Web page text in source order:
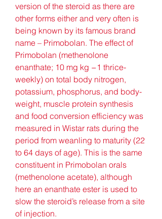
version of the steroid as there are
other forms either and very often is
being known by its famous brand
name – Primobolan. The effect of
Primobolan (methenolone
enanthate; 10 mg kg −1 thrice-
weekly) on total body nitrogen,
potassium, phosphorus, and body-
weight, muscle protein synthesis
and food conversion efficiency was
measured in Wistar rats during the
period from weanling to maturity (22
to 64 days of age). This is the same
constituent in Primobolan orals
(methenolone acetate), although
here an enanthate ester is used to
slow the steroid’s release from a site
of injection.